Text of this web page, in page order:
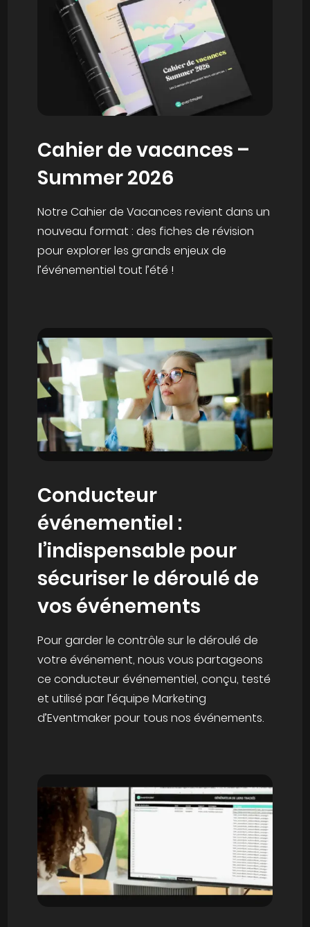
Cahier de vacances –
Summer 2026
Notre Cahier de Vacances revient dans un
nouveau format : des fiches de révision
pour explorer les grands enjeux de
l’événementiel tout l’été !
Conducteur
événementiel :
l’indispensable pour
sécuriser le déroulé de
vos événements
Pour garder le contrôle sur le déroulé de
votre événement, nous vous partageons
ce conducteur événementiel, conçu, testé
et utilisé par l’équipe Marketing
d’Eventmaker pour tous nos événements.